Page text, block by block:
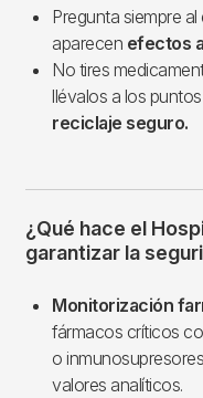
Pregunta siempre
aparecen efectos
No tires
llévalos a los
reciclaje seguro.
¿Qué hace el
garantizar la
Monitorización
fármacos críticos
o
valores analíticos.